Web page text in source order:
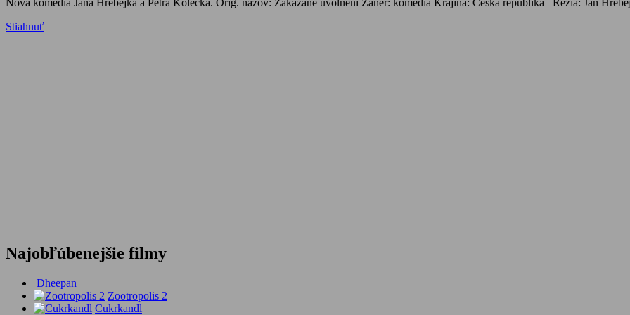
Stiahnuť
Najobľúbenejšie filmy
Dheepan
Zootropolis 2
Cukrkandl